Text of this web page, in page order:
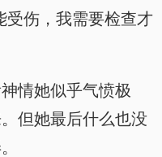
受伤，我需要检查才
情她似乎气愤极
但她最后什么也没